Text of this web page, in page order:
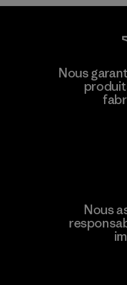
Toyota Tsusho
Material-supplier
Nous
Nous